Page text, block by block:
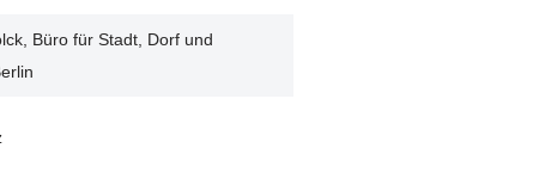
Büro für Stadt, Dorf und